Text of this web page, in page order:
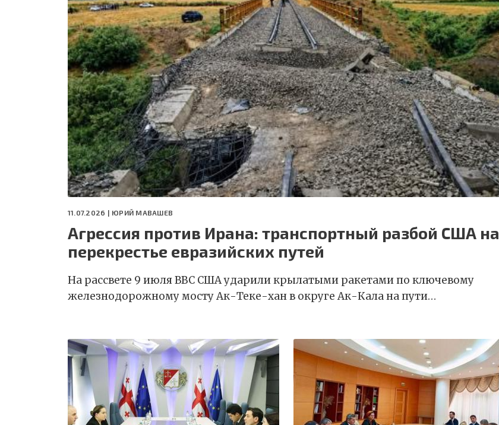
СЕГОДНЯ
ПОЛЯ БИТВЫ 2024
11.07.2026 | ЮРИЙ МАВАШЕВ
Агрессия против Ирана: транспортный разбой США на
перекрестье евразийских путей
На рассвете 9 июля ВВС США ударили крылатыми ракетами по ключевому
железнодорожному мосту Ак-Теке-хан в округе Ак-Кала на пути…